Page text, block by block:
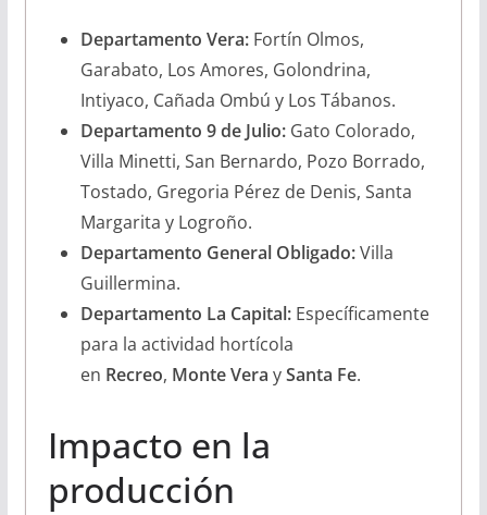
Departamento Vera:Fortín Olmos,
Garabato, Los Amores, Golondrina,
Intiyaco, Cañada Ombú y Los Tábanos.
Departamento 9 de Julio:Gato Colorado,
Villa Minetti, San Bernardo, Pozo Borrado,
Tostado, Gregoria Pérez de Denis, Santa
Margarita y Logroño.
Departamento General Obligado:Villa
Guillermina.
Departamento La Capital:Específicamente
para la actividad hortícola
en Recreo, Monte Vera ySanta Fe.
Impacto en la
producción